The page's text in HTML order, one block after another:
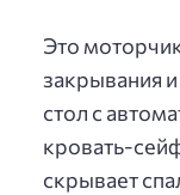
Это
закрывания
стол с
кровать-
скрывает